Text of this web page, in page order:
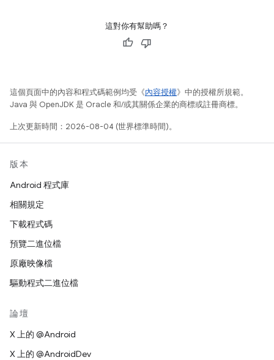
這對你有幫助嗎？
這個頁面中的內容和程式碼範例均受《內容授權》中的授權所規範。
Java 與 OpenJDK 是 Oracle 和/或其關係企業的商標或註冊商標。
上次更新時間：2026-08-04 (世界標準時間)。
版本
Android 程式庫
相關規定
下載程式碼
預覽二進位檔
原廠映像檔
驅動程式二進位檔
論壇
X 上的 @Android
X 上的 @AndroidDev